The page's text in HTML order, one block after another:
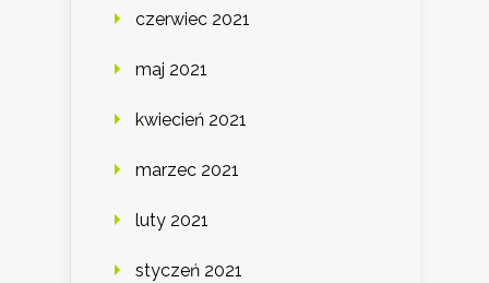
czerwiec 2021
maj 2021
kwiecień 2021
marzec 2021
luty 2021
styczeń 2021